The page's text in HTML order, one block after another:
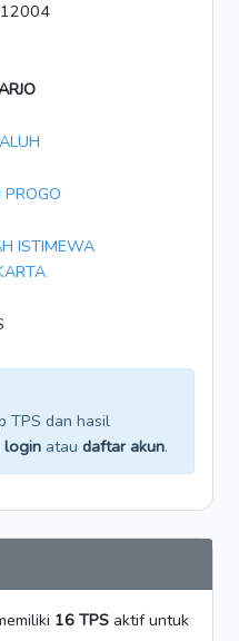
PROGO
ISTIMEWA
TPS dan hasil
login atau daftar akun.
16 TPS aktif untuk